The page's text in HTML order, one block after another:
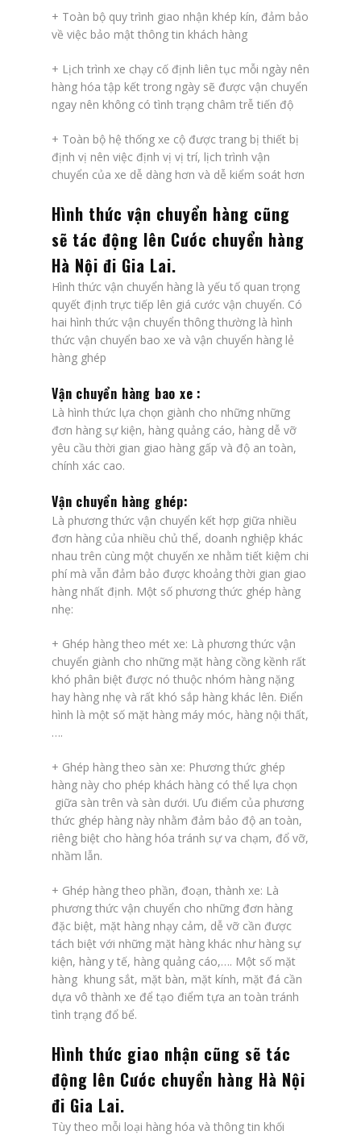
+ Toàn bộ quy trình giao nhận khép kín, đảm bảo
về việc bảo mật thông tin khách hàng
+ Lịch trình xe chạy cố định liên tục mỗi ngày nên
hàng hóa tập kết trong ngày sẽ được vận chuyển
ngay nên không có tình trạng châm trễ tiến độ
+ Toàn bộ hệ thống xe cộ được trang bị thiết bị
định vị nên việc định vị vị trí, lịch trình vận
chuyển của xe dễ dàng hơn và dễ kiểm soát hơn
Hình thức vận chuyển hàng cũng
sẽ tác động lên Cước chuyển hàng
Hà Nội đi Gia Lai.
Hình thức vận chuyển hàng là yếu tố quan trọng
quyết định trực tiếp lên giá cước vận chuyển. Có
hai hình thức vận chuyển thông thường là hình
thức vận chuyển bao xe và vận chuyển hàng lẻ
hàng ghép
Vận chuyển hàng bao xe :
Là hình thức lựa chọn giành cho những những
đơn hàng sự kiện, hàng quảng cáo, hàng dễ vỡ
yêu cầu thời gian giao hàng gấp và độ an toàn,
chính xác cao.
Vận chuyển hàng ghép:
Là phương thức vận chuyển kết hợp giữa nhiều
đơn hàng của nhiều chủ thể, doanh nghiệp khác
nhau trên cùng một chuyến xe nhằm tiết kiệm chi
phí mà vẫn đảm bảo được khoảng thời gian giao
hàng nhất định. Một số phương thức ghép hàng
nhẹ:
+ Ghép hàng theo mét xe: Là phương thức vận
chuyển giành cho những mặt hàng cồng kềnh rất
khó phân biệt được nó thuộc nhóm hàng nặng
hay hàng nhẹ và rất khó sắp hàng khác lên. Điển
hình là một số mặt hàng máy móc, hàng nội thất,
….
+ Ghép hàng theo sàn xe: Phương thức ghép
hàng này cho phép khách hàng có thể lựa chọn
giữa sàn trên và sàn dưới. Ưu điểm của phương
thức ghép hàng này nhằm đảm bảo độ an toàn,
riêng biệt cho hàng hóa tránh sự va chạm, đổ vỡ,
nhầm lẫn.
+ Ghép hàng theo phần, đoạn, thành xe: Là
phương thức vận chuyển cho những đơn hàng
đặc biệt, mặt hàng nhạy cảm, dễ vỡ cần được
tách biệt với những mặt hàng khác như hàng sự
kiện, hàng y tế, hàng quảng cáo,…. Một số mặt
hàng khung sắt, mặt bàn, mặt kính, mặt đá cần
dựa vô thành xe để tạo điểm tựa an toàn tránh
tình trạng đổ bể.
Hình thức giao nhận cũng sẽ tác
động lên Cước chuyển hàng Hà Nội
đi Gia Lai.
Tùy theo mỗi loại hàng hóa và thông tin khối